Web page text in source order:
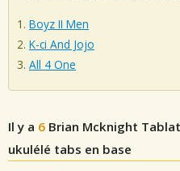
Boyz II Men
K-ci And Jojo
All 4 One
Il y a 6 Brian Mcknight
ukulélé tabs en base